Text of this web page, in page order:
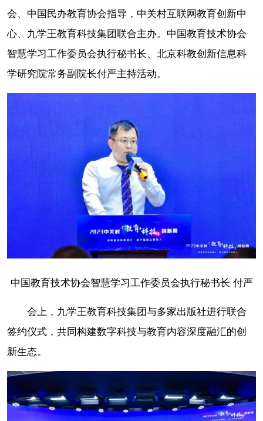
会、中国民办教育协会指导，中关村互联网教育创新中
心、九学王教育科技集团联合主办。中国教育技术协会
智慧学习工作委员会执行秘书长、北京科教创新信息科
学研究院常务副院长付严主持活动。
中国教育技术协会智慧学习工作委员会执行秘书长 付严
会上，九学王教育科技集团与多家出版社进行联合
签约仪式，共同构建数字科技与教育内容深度融汇的创
新生态。